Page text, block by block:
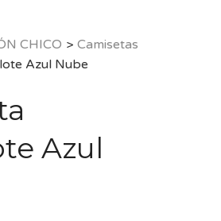
CHICO > Camisetas
Azul Nube
Azul